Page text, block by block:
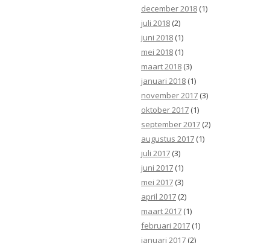
december 2018 (1)
juli 2018 (2)
juni 2018 (1)
mei 2018 (1)
maart 2018 (3)
januari 2018 (1)
november 2017 (3)
oktober 2017 (1)
september 2017 (2)
augustus 2017 (1)
juli 2017 (3)
juni 2017 (1)
mei 2017 (3)
april 2017 (2)
maart 2017 (1)
februari 2017 (1)
januari 2017 (2)